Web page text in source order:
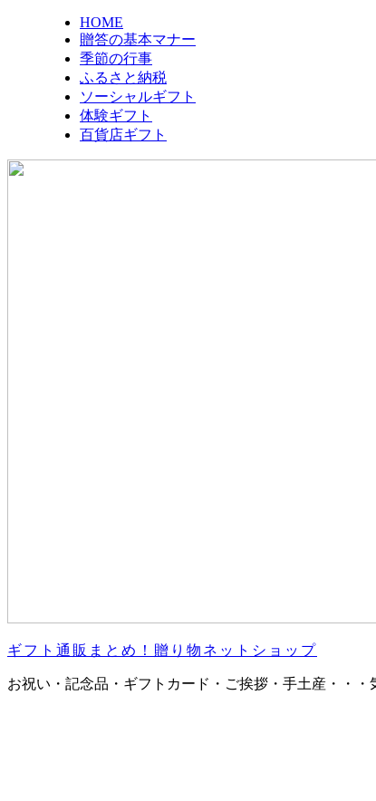
HOME
贈答の基本マナー
季節の行事
ふるさと納税
ソーシャルギフト
体験ギフト
百貨店ギフト
ギフト通販まとめ！贈り物ネットショップ
お祝い・記念品・ギフトカード・ご挨拶・手土産・・・